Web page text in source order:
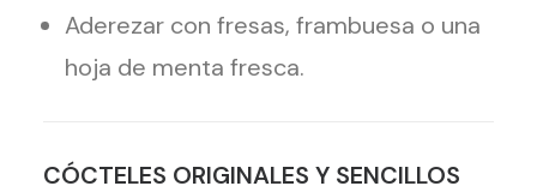
Aderezar con fresas, frambuesa o una
hoja de menta fresca.
CÓCTELES ORIGINALES Y SENCILLOS